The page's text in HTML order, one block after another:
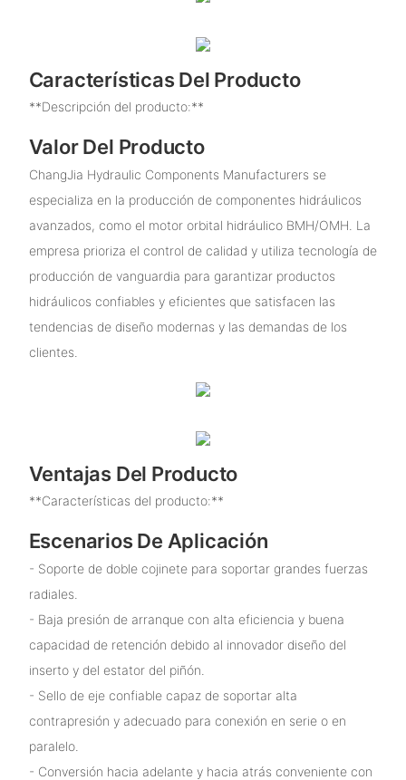
Características Del Producto
**Descripción del producto:**
Valor Del Producto
ChangJia Hydraulic Components Manufacturers se
especializa en la producción de componentes hidráulicos
avanzados, como el motor orbital hidráulico BMH/OMH. La
empresa prioriza el control de calidad y utiliza tecnología de
producción de vanguardia para garantizar productos
hidráulicos confiables y eficientes que satisfacen las
tendencias de diseño modernas y las demandas de los
clientes.
Ventajas Del Producto
**Características del producto:**
Escenarios De Aplicación
- Soporte de doble cojinete para soportar grandes fuerzas
radiales.
- Baja presión de arranque con alta eficiencia y buena
capacidad de retención debido al innovador diseño del
inserto y del estator del piñón.
- Sello de eje confiable capaz de soportar alta
contrapresión y adecuado para conexión en serie o en
paralelo.
- Conversión hacia adelante y hacia atrás conveniente con